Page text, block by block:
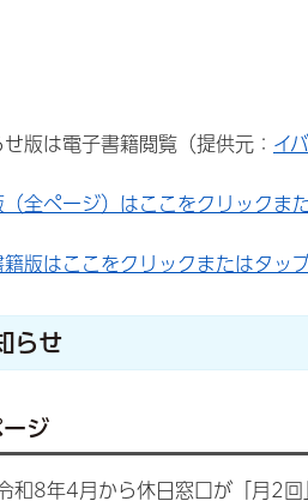
せ版は電子書籍閲覧（提供元： イ
（全ページ）はここをクリックま
籍版はここをクリックまたはタッ
らせ
ジ
和8年4月から休日窓口が「月2回